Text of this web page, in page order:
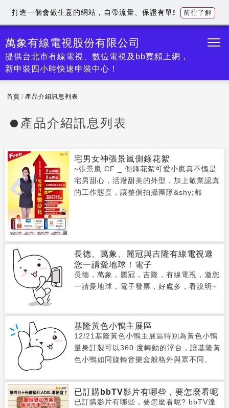
萬象有線電視股份有限公司
提供台北市有線電視、數位電視及bb寬頻上網，
新申裝四小時快速申裝中心！
首頁 / 產品介紹訊息列表
產品介紹訊息列表
宅男女神張景嵐側錄花絮
~張景嵐 CF _ 側錄花絮可愛小嵐真不愧是
宅男甜心，活潑甜美的外型，加上敬業認真
的工作態度，讓整個拍攝團隊&shy;都
長德、萬象、麗冠與吉隆有線電視邀
您一請愛地球！電子
長德，萬象，麗冠，吉隆，有線電視，邀您
一請愛地球，電子發票，好處多，看說明~
基隆黃色小鴨主展區
12/21基隆黃色小鴨主展區特別為黃色小鴨
量身訂製可以360 度轉動的浮台，讓基隆黃
色小鴨如同旋轉音樂盒般格外與眾不同。
已訂購bbTV影片有哪些，要怎麼看呢
已訂購影片有哪些，要怎麼看呢? bbTV達
打造一個會做生意的網站，自帶流量、保證有單! 前往了解